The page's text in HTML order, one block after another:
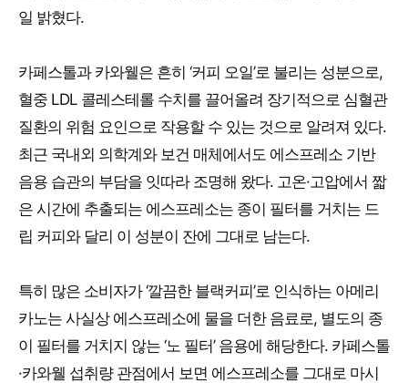
일 밝혔다.
카페스톨과 카와웰은 흔히 ‘커피 오일’로 불리는 성분으로,
혈중 LDL 콜레스테롤 수치를 끌어올려 장기적으로 심혈관
질환의 위험 요인으로 작용할 수 있는 것으로 알려져 있다.
최근 국내외 의학계와 보건 매체에서도 에스프레소 기반
음용 습관의 부담을 잇따라 조명해 왔다. 고온·고압에서 짧
은 시간에 추출되는 에스프레소는 종이 필터를 거치는 드
립 커피와 달리 이 성분이 잔에 그대로 남는다.
특히 많은 소비자가 ‘깔끔한 블랙커피’로 인식하는 아메리
카노는 사실상 에스프레소에 물을 더한 음료로, 별도의 종
이 필터를 거치지 않는 ‘노 필터’ 음용에 해당한다. 카페스톨
·카와웰 섭취량 관점에서 보면 에스프레소를 그대로 마시